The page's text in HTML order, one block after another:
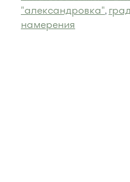
"александровка",
намерения